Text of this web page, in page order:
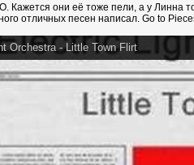
Кажется они её тоже пели, а у Линна
отличных песен написал. Go to
Orchestra - Little Town Flirt